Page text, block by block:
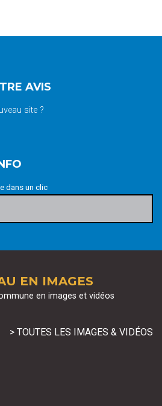
AVIS
site ?
dans un clic
EN IMAGES
en images et vidéos
> TOUTES LES IMAGES & VIDÉOS